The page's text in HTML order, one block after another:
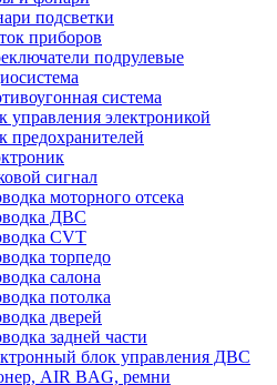
подсветки
приборов
подрулевые
система
управления электроникой
предохранителей
сигнал
моторного отсека
ДВС
CVT
торпедо
салона
потолка
дверей
задней части
блок управления ДВС
AIR BAG, ремни